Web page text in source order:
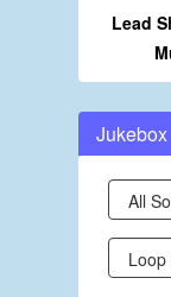
Lead
Jukebox